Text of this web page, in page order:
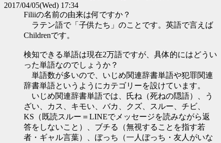
2017/04/05(Wed) 17:34
Filiiの名前の由来は何ですか？
ラテン語で「子供たち」のことです。英語で言えば
Childrenです。
検知できる単語は現在2万語ですが、具体的にはどうい
った単語なのでしょうか？
単語数が多いので、いじめ関連辞書単語や犯罪関連
辞書単語というようにカテゴリーを設けています。
いじめ関連辞書単語では、氏ね（死ねの隠語）、う
ざい、カス、キモい、バカ、クズ、スルー、チビ、
KS（既読スルー＝LINEでメッセージを読みながら返
答をしないこと）、ブチる（無視することを指す若
者・ギャル言葉）、ぼっち（一人ぼっち・友人がいな